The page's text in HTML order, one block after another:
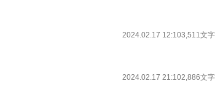
2024.02.17 12:103,511文字
2024.02.17 21:102,886文字